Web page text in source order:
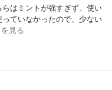
はミントが強すぎず、使い
ていなかったので、少ない
見る